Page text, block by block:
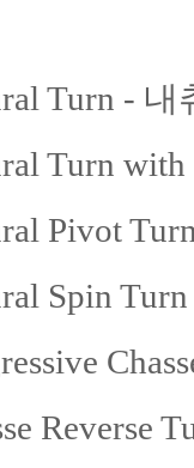
Turn - 내
Turn
Pivot
Spin
Reverse